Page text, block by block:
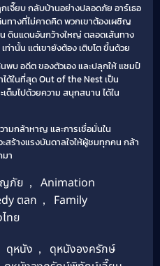
เจี๊ยบ กลับบ้านอย่างปลอดภัย อาร์เธอ
ทางที่ไม่คาดคิด พวกเขาต้องเผชิญ
ดินแดนอันกว้างใหญ่ ตลอดเส้นทาง
ท่านั้น แต่เขายังต้อง เติบโต ขึ้นด้วย
พบ อดีต ของตัวเอง และปลุกให้ แชมป์
ด้ในที่สุด Out of the Nest เป็น
ต็มไปด้วยความ สนุกสนาน ได้ใน
มกล้าหาญ และการเชื่อมั่นใน
สร้างแรงบันดาลใจให้ผู้ชมทุกคน กล้า
มา
ภัย ,
Animation
ตลก ,
Family
ทย
ดุหนัง ,
ดุหนังองครักษ์